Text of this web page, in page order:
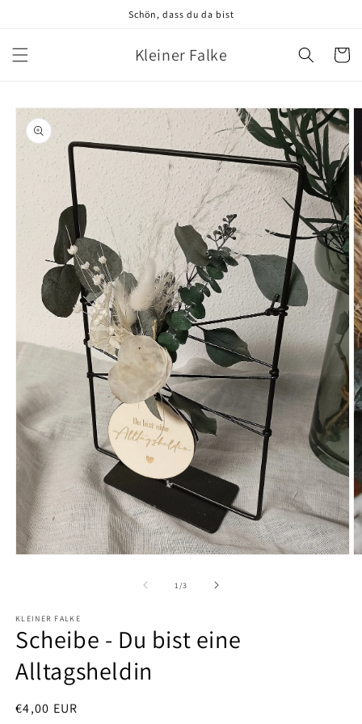
Schön, dass du da bist
Kleiner Falke
1 /von
3
KLEINER FALKE
Scheibe - Du bist eine
Alltagsheldin
Normaler
€4,00 EUR